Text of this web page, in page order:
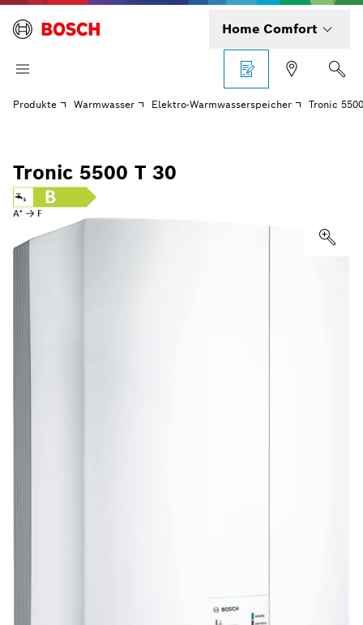
Home Comfort
Produkte Warmwasser Elektro-Warmwasserspeicher Tronic
Tronic 5500 T 30